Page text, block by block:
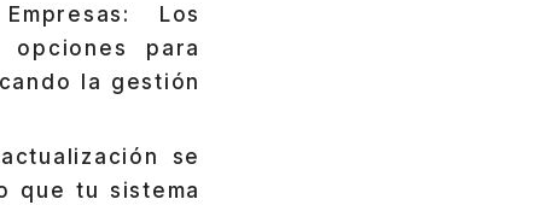
Los
para
la gestión
se
que tu sistema